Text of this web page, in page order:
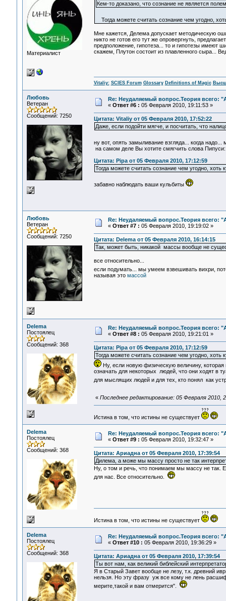
Материалист
Кем-то доказано, что сознание не является
Тогда можете считать сознание чем угодно,
Мне кажется, Делема допускает методическую
никто не готов его тут же опровергнуть,
предположение, гипотеза... то и гипотезы имеют
скажем, Плутон состоит из плавленного сыра...
Vitaliy: SCIES Forum Glossary Definitions of Magic
Любовь
Ветеран
Сообщений: 7250
Re: Неудаляемый вопрос.Теория всего:
« Ответ #6 : 05 Февраля 2010, 19:11:53 »
Цитата: Vitaliy от 05 Февраля 2010, 17:52:22
Даже, если подойти мягче, и посчитать, что
ну вот, опять замыливание взгляда... когда надо...
на самом деле Вы хотите смягчить слова Пипуси:
Цитата: Pipa от 05 Февраля 2010, 17:12:59
Тогда можете считать сознание чем угодно, хоть
забавно наблюдать ваши кульбиты
Любовь
Ветеран
Сообщений: 7250
Re: Неудаляемый вопрос.Теория всего:
« Ответ #7 : 05 Февраля 2010, 19:19:02 »
Цитата: Delema от 05 Февраля 2010, 16:14:15
Так, может быть, никакой массы вообще не
все относительно...
если подумать... мы умеем взвешивать вихри,
называя это массой
Delema
Постоялец
Сообщений: 368
Re: Неудаляемый вопрос.Теория всего:
« Ответ #8 : 05 Февраля 2010, 19:21:01 »
Цитата: Pipa от 05 Февраля 2010, 17:12:59
Тогда можете считать сознание чем угодно,
Ну, если новую физическую величину, которая
означать для некоторых людей, что они ходят в
для мыслящих людей и для тех, кто понял как
« Последнее редактирование: 05 Февраля 2010,
Истина в том, что истины не существует
Delema
Постоялец
Сообщений: 368
Re: Неудаляемый вопрос.Теория всего:
« Ответ #9 : 05 Февраля 2010, 19:32:47 »
Цитата: Ариадна от 05 Февраля 2010, 17:39:54
Дилема, а може мы массу просто не так
Ну, о том и речь, что понимаем мы массу не так.
для нас. Все относительно.
Истина в том, что истины не существует
Delema
Постоялец
Сообщений: 368
Re: Неудаляемый вопрос.Теория всего:
« Ответ #10 : 05 Февраля 2010, 19:36:29 »
Цитата: Ариадна от 05 Февраля 2010, 17:39:54
Ты вот нам, как великий библейский
Я в Старый Завет вообще не лезу, т.к. древний
нельзя. Но эту фразу уж все кому не лень
мерите,такой и вам отмерится".